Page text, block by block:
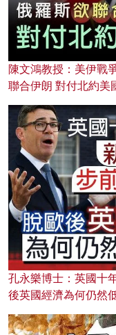
陳文鴻教授：美伊戰
聯合伊朗 對付北約美
孔永樂博士：英國十
後英國經濟為何仍然